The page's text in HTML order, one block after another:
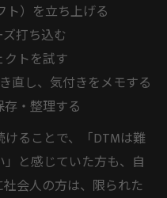
ト）を立ち上げる
打ち込む
トを試す
直し、気付きをメモする
・整理する
ることで、「DTMは難
と感じていた方も、自
会人の方は、限られた